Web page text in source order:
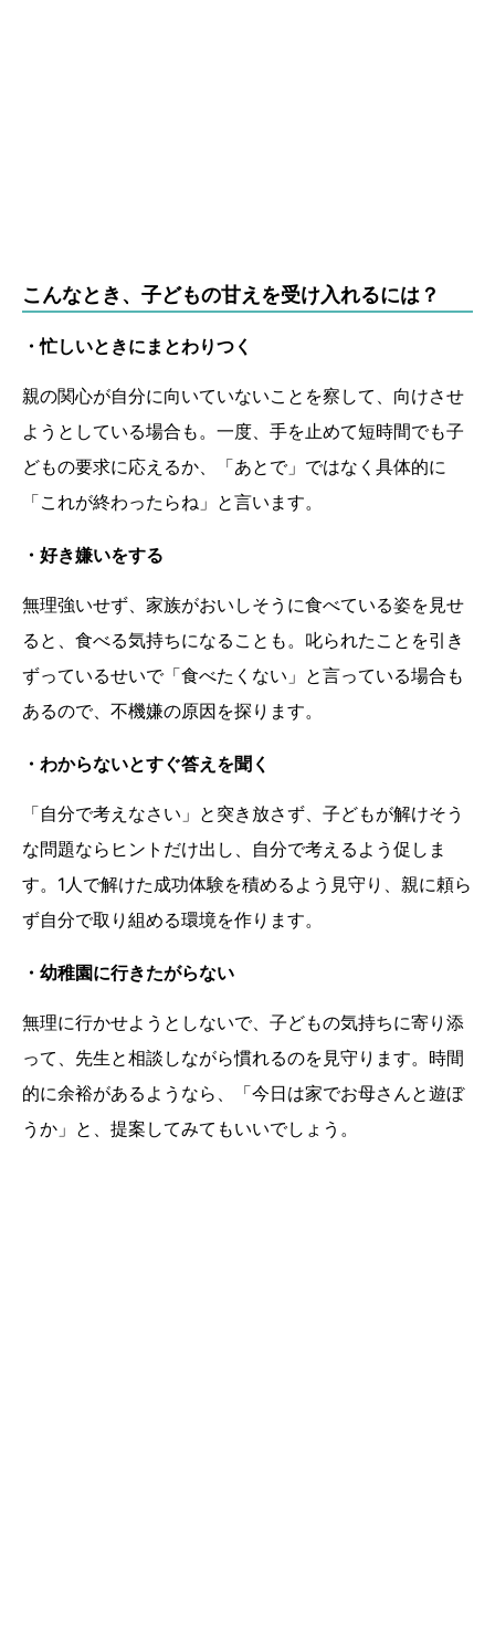
こんなとき、子どもの甘えを受け入れるには？
・忙しいときにまとわりつく
親の関心が自分に向いていないことを察して、向けさせ
ようとしている場合も。一度、手を止めて短時間でも子
どもの要求に応えるか、「あとで」ではなく具体的に
「これが終わったらね」と言います。
・好き嫌いをする
無理強いせず、家族がおいしそうに食べている姿を見せ
ると、食べる気持ちになることも。叱られたことを引き
ずっているせいで「食べたくない」と言っている場合も
あるので、不機嫌の原因を探ります。
・わからないとすぐ答えを聞く
「自分で考えなさい」と突き放さず、子どもが解けそう
な問題ならヒントだけ出し、自分で考えるよう促しま
す。1人で解けた成功体験を積めるよう見守り、親に頼ら
ず自分で取り組める環境を作ります。
・幼稚園に行きたがらない
無理に行かせようとしないで、子どもの気持ちに寄り添
って、先生と相談しながら慣れるのを見守ります。時間
的に余裕があるようなら、「今日は家でお母さんと遊ぼ
うか」と、提案してみてもいいでしょう。